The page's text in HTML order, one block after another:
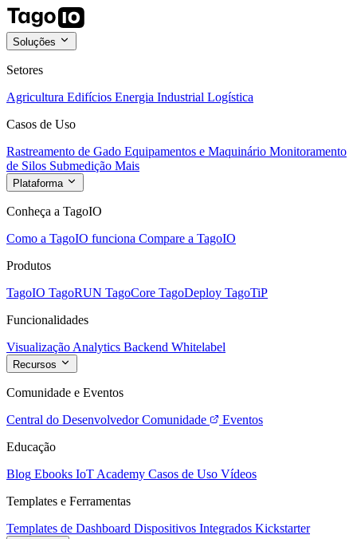
Soluções
Setores
Agricultura Edifícios Energia Industrial Logística
Casos de Uso
Rastreamento de Gado Equipamentos e Maquinário Monitoramento
de Silos Submedição Mais
Plataforma
Conheça a TagoIO
Como a TagoIO funciona Compare a TagoIO
Produtos
TagoIO TagoRUN TagoCore TagoDeploy TagoTiP
Funcionalidades
Visualização Analytics Backend Whitelabel
Recursos
Comunidade e Eventos
Central do Desenvolvedor Comunidade
Eventos
Educação
Blog Ebooks IoT Academy Casos de Uso Vídeos
Templates e Ferramentas
Templates de Dashboard Dispositivos Integrados Kickstarter